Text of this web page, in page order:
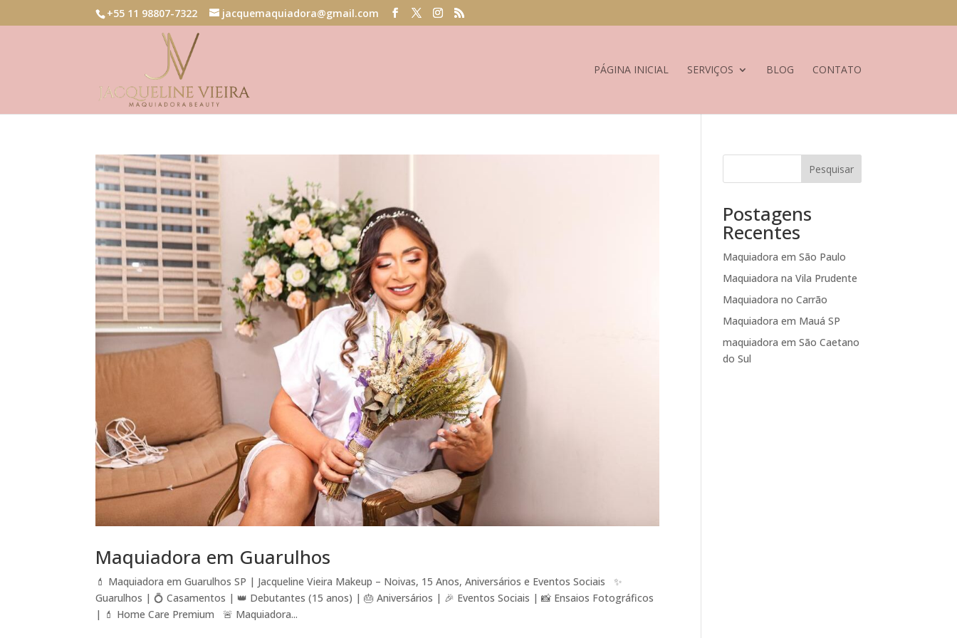
+55 11 98807-7322 jacquemaquiadora@gmail.com
PÁGINA INICIAL SERVIÇOS BLOG CONTATO
Maquiadora em Guarulhos
💄 Maquiadora em Guarulhos SP | Jacqueline Vieira Makeup – Noivas, 15 Anos, Aniversários e Eventos Sociais ✨
Guarulhos | 💍 Casamentos | 👑 Debutantes (15 anos) | 🎂 Aniversários | 🎉 Eventos Sociais | 📸 Ensaios Fotográficos
| 💄 Home Care Premium 🚨 Maquiadora...
Pesquisar
Postagens
Recentes
Maquiadora em São Paulo
Maquiadora na Vila Prudente
Maquiadora no Carrão
Maquiadora em Mauá SP
maquiadora em São Caetano
do Sul